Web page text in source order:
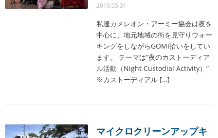
私達カメレオン・アーミー協会は夜を
中心に、地元地域の街を見守りウォー
キングをしながらGOMI拾いをしてい
ます。 テーマは“夜のカストーディア
ル活動（Night Custodial Activity）”
※カストーディアル […]
2019.05.31
マイクロクリーンアップキ